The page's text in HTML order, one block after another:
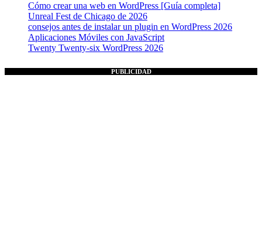
Cómo crear una web en WordPress [Guía completa]
Unreal Fest de Chicago de 2026
consejos antes de instalar un plugin en WordPress 2026
Aplicaciones Móviles con JavaScript
Twenty Twenty-six WordPress 2026
PUBLICIDAD